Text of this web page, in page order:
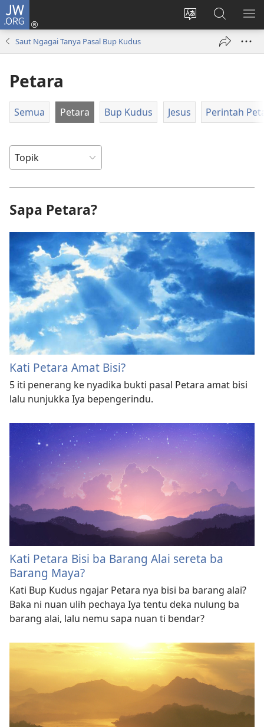
JW.ORG
Tukar
Log
Masuk
Giga
JW.ORG
Saut Ngagai Tanya Pasal Bup Kudus
Petara
Semua Petara Bup Kudus Jesus Perintah
Sapa Petara?
Kati Petara Amat Bisi?
5 iti penerang ke nyadika bukti pasal Petara amat bisi
lalu nunjukka Iya bepengerindu.
Kati Petara Bisi ba Barang Alai sereta ba
Barang Maya?
Kati Bup Kudus ngajar Petara nya bisi ba barang alai?
Baka ni nuan ulih pechaya Iya tentu deka nulung ba
barang alai, lalu nemu sapa nuan ti bendar?